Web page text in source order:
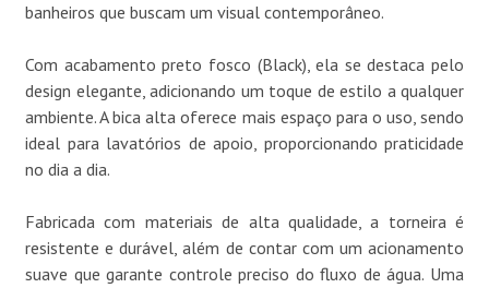
banheiros que buscam um visual contemporâneo.
Com acabamento preto fosco (Black), ela se destaca pelo
design elegante, adicionando um toque de estilo a qualquer
ambiente. A bica alta oferece mais espaço para o uso, sendo
ideal para lavatórios de apoio, proporcionando praticidade
no dia a dia.
Fabricada com materiais de alta qualidade, a torneira é
resistente e durável, além de contar com um acionamento
suave que garante controle preciso do fluxo de água. Uma